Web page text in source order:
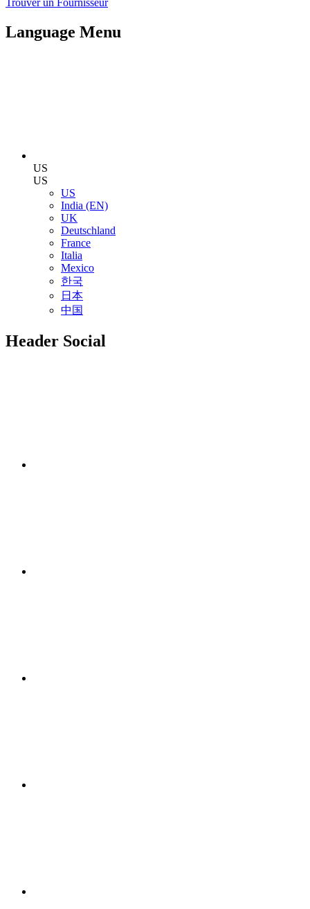
Trouver un Fournisseur
Language Menu
US
US
US
India (EN)
UK
Deutschland
France
Italia
Mexico
한국
日本
中国
Header Social